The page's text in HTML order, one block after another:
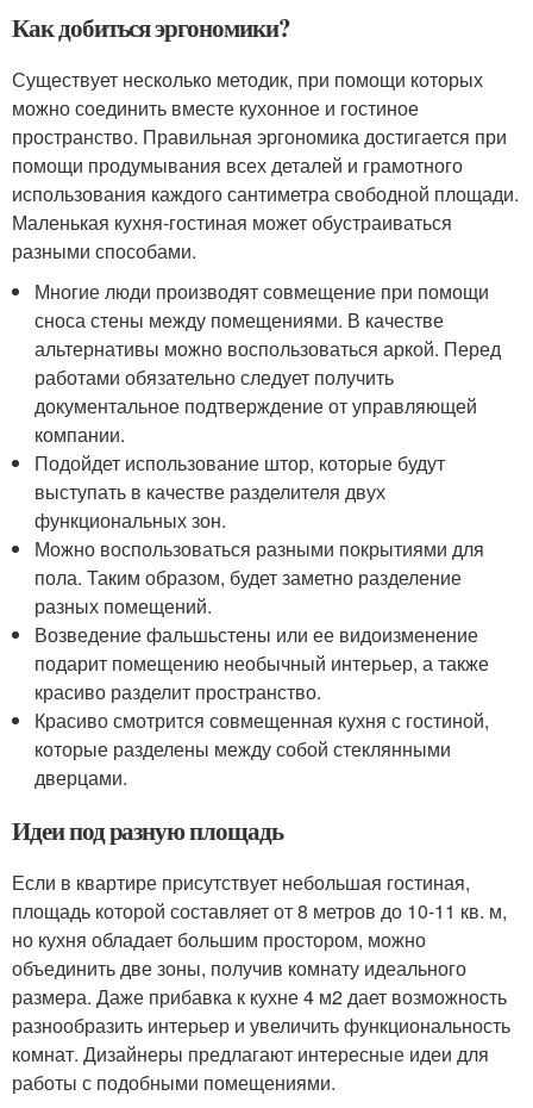
Как добиться эргономики?
Существует несколько методик, при помощи которых
можно соединить вместе кухонное и гостиное
пространство. Правильная эргономика достигается при
помощи продумывания всех деталей и грамотного
использования каждого сантиметра свободной площади.
Маленькая кухня-гостиная может обустраиваться
разными способами.
Многие люди производят совмещение при помощи
сноса стены между помещениями. В качестве
альтернативы можно воспользоваться аркой. Перед
работами обязательно следует получить
документальное подтверждение от управляющей
компании.
Подойдет использование штор, которые будут
выступать в качестве разделителя двух
функциональных зон.
Можно воспользоваться разными покрытиями для
пола. Таким образом, будет заметно разделение
разных помещений.
Возведение фальшьстены или ее видоизменение
подарит помещению необычный интерьер, а также
красиво разделит пространство.
Красиво смотрится совмещенная кухня с гостиной,
которые разделены между собой стеклянными
дверцами.
Идеи под разную площадь
Если в квартире присутствует небольшая гостиная,
площадь которой составляет от 8 метров до 10-11 кв. м,
но кухня обладает большим простором, можно
объединить две зоны, получив комнату идеального
размера. Даже прибавка к кухне 4 м2 дает возможность
разнообразить интерьер и увеличить функциональность
комнат. Дизайнеры предлагают интересные идеи для
работы с подобными помещениями.